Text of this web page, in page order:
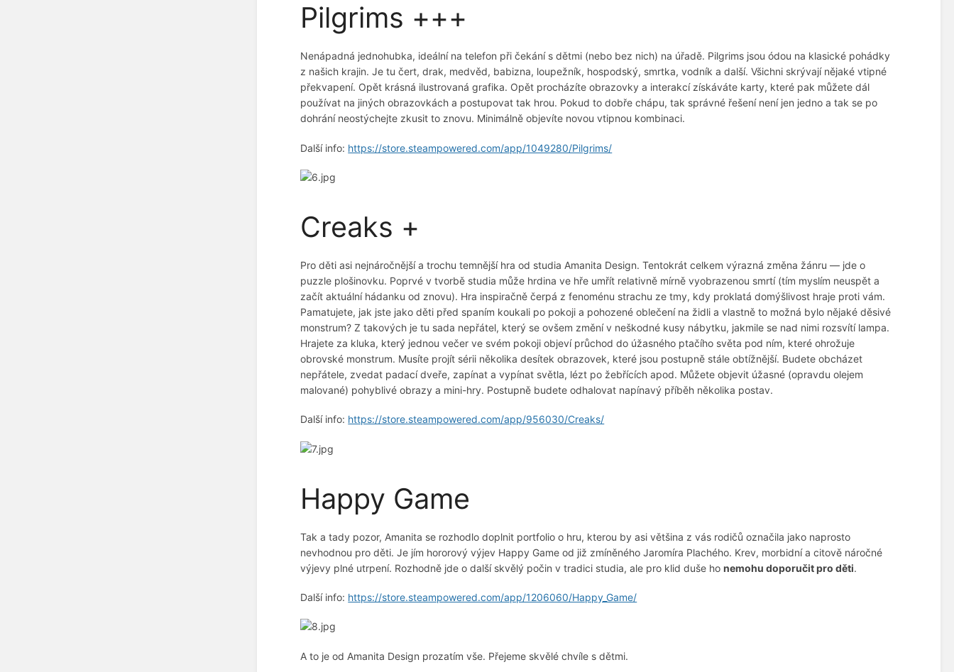
Pilgrims +++
Nenápadná jednohubka, ideální na telefon při čekání s dětmi (nebo bez nich) na úřadě. Pilgrims jsou ódou na klasické pohádky
z našich krajin. Je tu čert, drak, medvěd, babizna, loupežník, hospodský, smrtka, vodník a další. Všichni skrývají nějaké vtipné
překvapení. Opět krásná ilustrovaná grafika. Opět procházíte obrazovky a interakcí získáváte karty, které pak můžete dál
používat na jiných obrazovkách a postupovat tak hrou. Pokud to dobře chápu, tak správné řešení není jen jedno a tak se po
dohrání neostýchejte zkusit to znovu. Minimálně objevíte novou vtipnou kombinaci.
Další info: https://store.steampowered.com/app/1049280/Pilgrims/
Creaks +
Pro děti asi nejnáročnější a trochu temnější hra od studia Amanita Design. Tentokrát celkem výrazná změna žánru — jde o
puzzle plošinovku. Poprvé v tvorbě studia může hrdina ve hře umřít relativně mírně vyobrazenou smrtí (tím myslím neuspět a
začít aktuální hádanku od znovu). Hra inspiračně čerpá z fenoménu strachu ze tmy, kdy proklatá domýšlivost hraje proti vám.
Pamatujete, jak jste jako děti před spaním koukali po pokoji a pohozené oblečení na židli a vlastně to možná bylo nějaké děsivé
monstrum? Z takových je tu sada nepřátel, který se ovšem změní v neškodné kusy nábytku, jakmile se nad nimi rozsvítí lampa.
Hrajete za kluka, který jednou večer ve svém pokoji objeví průchod do úžasného ptačího světa pod ním, které ohrožuje
obrovské monstrum. Musíte projít sérii několika desítek obrazovek, které jsou postupně stále obtížnější. Budete obcházet
nepřátele, zvedat padací dveře, zapínat a vypínat světla, lézt po žebřících apod. Můžete objevit úžasné (opravdu olejem
malované) pohyblivé obrazy a mini-hry. Postupně budete odhalovat napínavý příběh několika postav.
Další info: https://store.steampowered.com/app/956030/Creaks/
Happy Game
Tak a tady pozor, Amanita se rozhodlo doplnit portfolio o hru, kterou by asi většina z vás rodičů označila jako naprosto
nevhodnou pro děti. Je jím hororový výjev Happy Game od již zmíněného Jaromíra Plachého. Krev, morbidní a citově náročné
výjevy plné utrpení. Rozhodně jde o další skvělý počin v tradici studia, ale pro klid duše honemohu doporučit pro děti.
Další info: https://store.steampowered.com/app/1206060/Happy_Game/
A to je od Amanita Design prozatím vše. Přejeme skvělé chvíle s dětmi.